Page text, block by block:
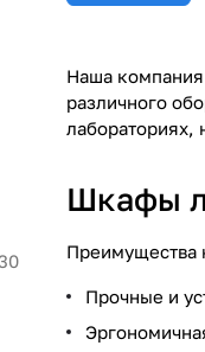
Наша
различного
лабораториях,
Шкафы
Преимущества
Прочные и